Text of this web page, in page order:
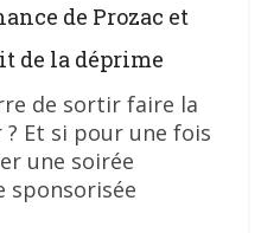
de Prozac et
de la déprime
de sortir faire la
Et si pour une fois
une soirée
sponsorisée